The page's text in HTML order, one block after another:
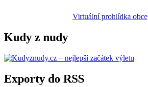
Virtuální prohlídka obce
Kudy z nudy
Exporty do RSS